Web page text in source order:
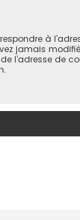
à
jamais
de l’adresse de